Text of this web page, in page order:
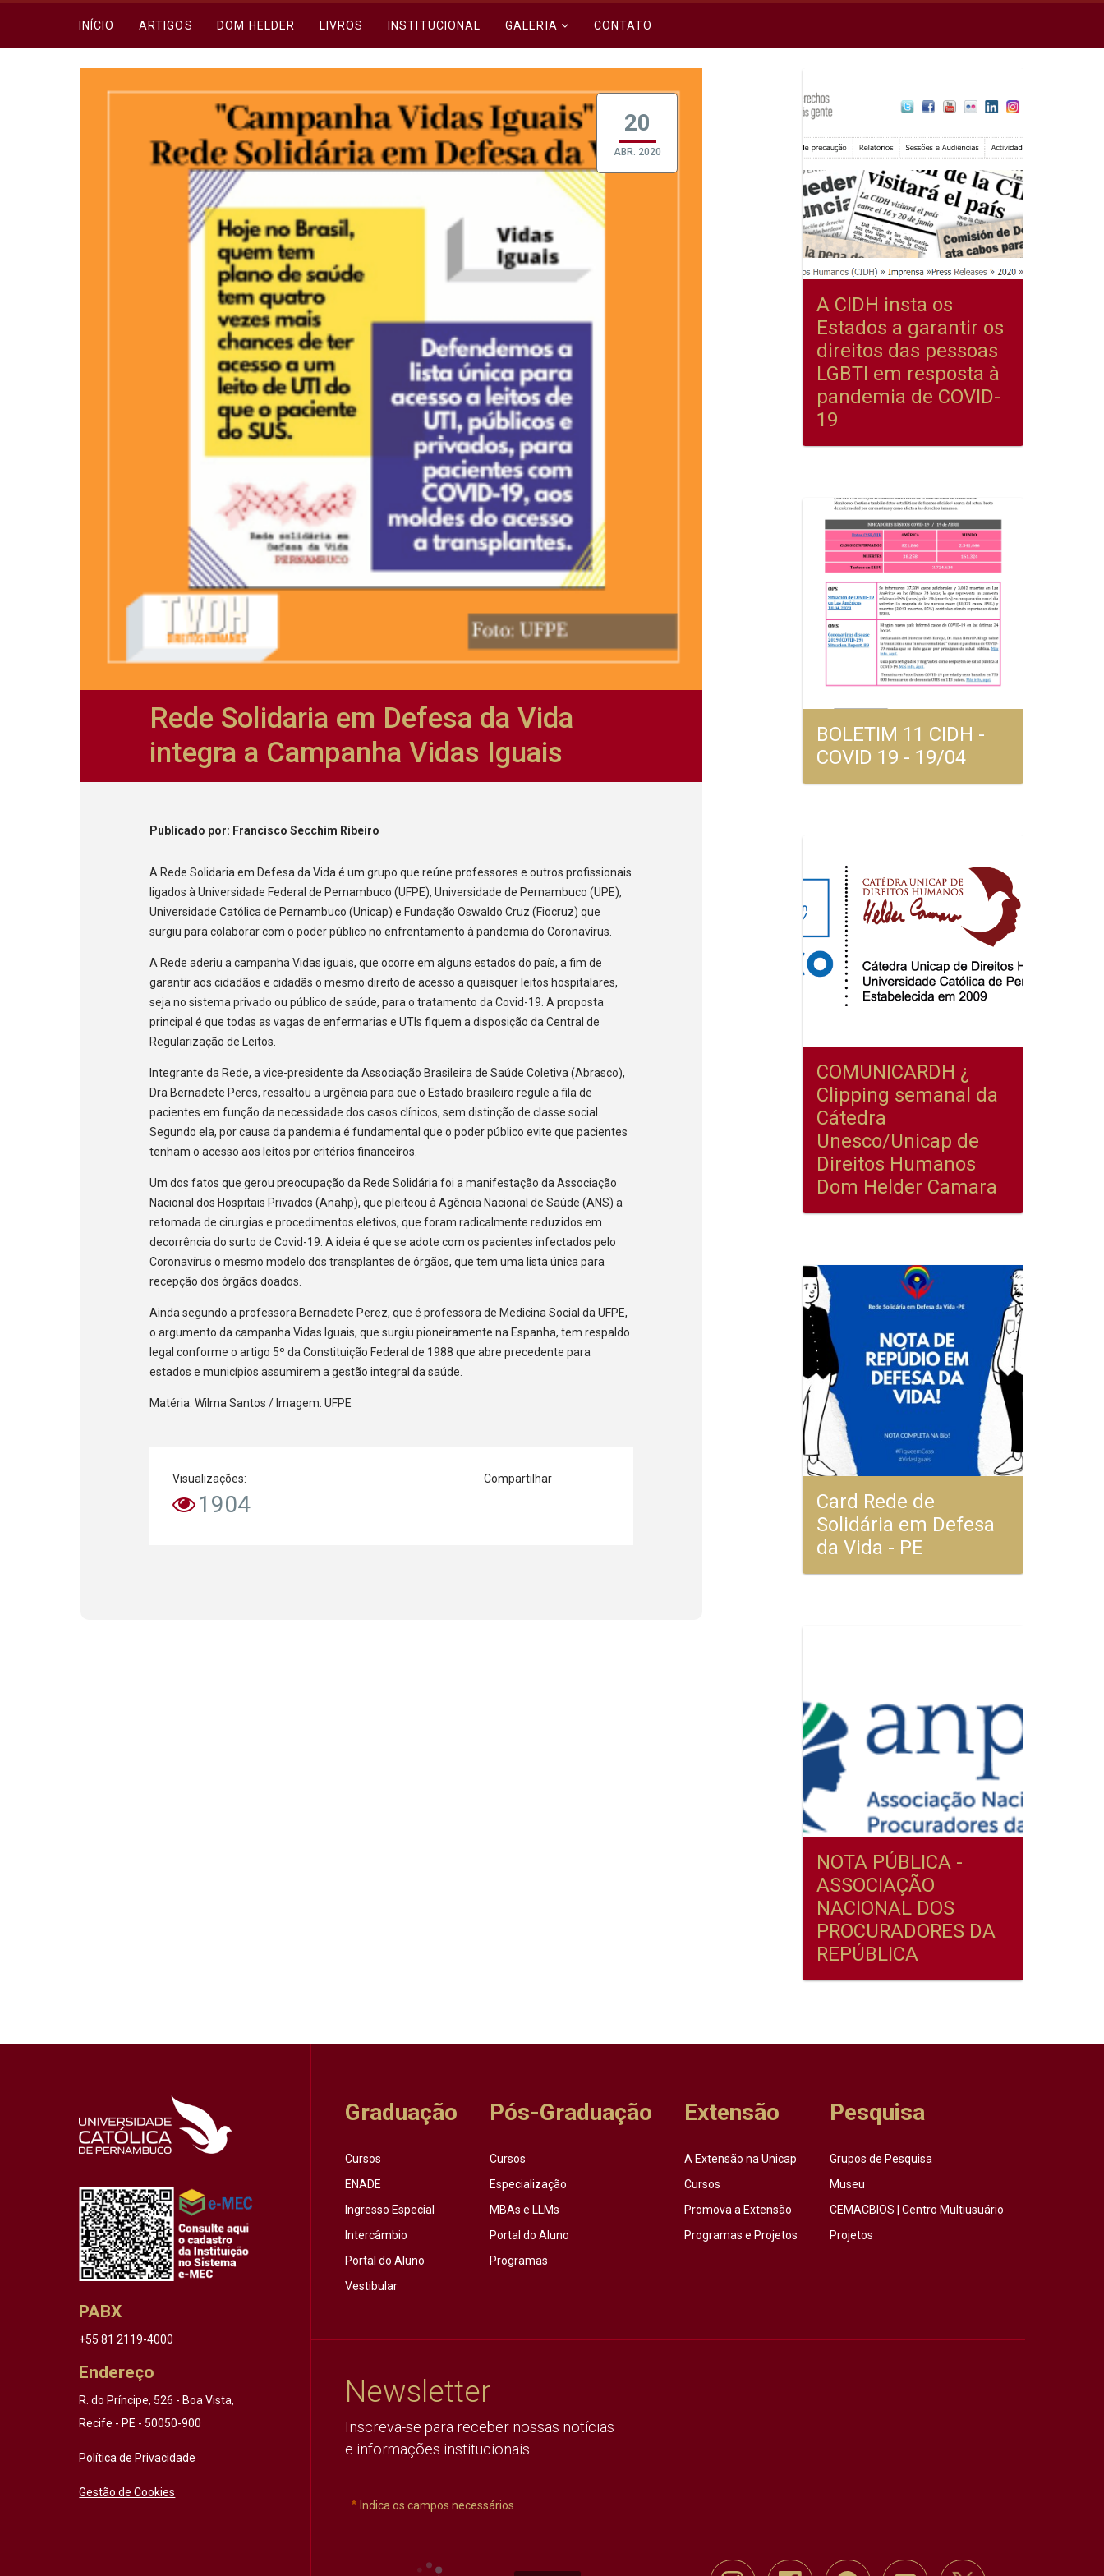
INÍCIO ARTIGOS DOM HELDER LIVROS INSTITUCIONAL GALERIA CONTATO
20
ABR. 2020
Rede Solidaria em Defesa da Vida
integra a Campanha Vidas Iguais
Publicado por: Francisco Secchim Ribeiro
A Rede Solidaria em Defesa da Vida é um grupo que reúne professores e outros profissionais
ligados à Universidade Federal de Pernambuco (UFPE), Universidade de Pernambuco (UPE),
Universidade Católica de Pernambuco (Unicap) e Fundação Oswaldo Cruz (Fiocruz) que
surgiu para colaborar com o poder público no enfrentamento à pandemia do Coronavírus.
A Rede aderiu a campanha Vidas iguais, que ocorre em alguns estados do país, a fim de
garantir aos cidadãos e cidadãs o mesmo direito de acesso a quaisquer leitos hospitalares,
seja no sistema privado ou público de saúde, para o tratamento da Covid-19. A proposta
principal é que todas as vagas de enfermarias e UTIs fiquem a disposição da Central de
Regularização de Leitos.
Integrante da Rede, a vice-presidente da Associação Brasileira de Saúde Coletiva (Abrasco),
Dra Bernadete Peres, ressaltou a urgência para que o Estado brasileiro regule a fila de
pacientes em função da necessidade dos casos clínicos, sem distinção de classe social.
Segundo ela, por causa da pandemia é fundamental que o poder público evite que pacientes
tenham o acesso aos leitos por critérios financeiros.
Um dos fatos que gerou preocupação da Rede Solidária foi a manifestação da Associação
Nacional dos Hospitais Privados (Anahp), que pleiteou à Agência Nacional de Saúde (ANS) a
retomada de cirurgias e procedimentos eletivos, que foram radicalmente reduzidos em
decorrência do surto de Covid-19. A ideia é que se adote com os pacientes infectados pelo
Coronavírus o mesmo modelo dos transplantes de órgãos, que tem uma lista única para
recepção dos órgãos doados.
Ainda segundo a professora Bernadete Perez, que é professora de Medicina Social da UFPE,
o argumento da campanha Vidas Iguais, que surgiu pioneiramente na Espanha, tem respaldo
legal conforme o artigo 5º da Constituição Federal de 1988 que abre precedente para
estados e municípios assumirem a gestão integral da saúde.
Matéria: Wilma Santos / Imagem: UFPE
Visualizações:
1904
Compartilhar
A CIDH insta os
Estados a garantir os
direitos das pessoas
LGBTI em resposta à
pandemia de COVID-
19
BOLETIM 11 CIDH -
COVID 19 - 19/04
COMUNICARDH ¿
Clipping semanal da
Cátedra
Unesco/Unicap de
Direitos Humanos
Dom Helder Camara
Card Rede de
Solidária em Defesa
da Vida - PE
NOTA PÚBLICA -
ASSOCIAÇÃO
NACIONAL DOS
PROCURADORES DA
REPÚBLICA
PABX
+55 81 2119-4000
Endereço
R. do Príncipe, 526 - Boa Vista,
Recife - PE - 50050-900
Política de Privacidade
Gestão de Cookies
Graduação
Cursos
ENADE
Ingresso Especial
Intercâmbio
Portal do Aluno
Vestibular
Pós-Graduação
Cursos
Especialização
MBAs e LLMs
Portal do Aluno
Programas
Extensão
A Extensão na Unicap
Cursos
Promova a Extensão
Programas e Projetos
Pesquisa
Grupos de Pesquisa
Museu
CEMACBIOS | Centro Multiusuário
Projetos
Newsletter
Inscreva-se para receber nossas notícias
e informações institucionais.
Indica os campos necessários